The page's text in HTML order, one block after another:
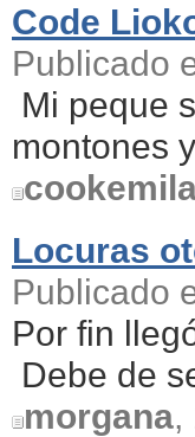
Code
Publicado
Mi peque
montones
Locuras
Publicado
Por fin
Debe de
morgana,